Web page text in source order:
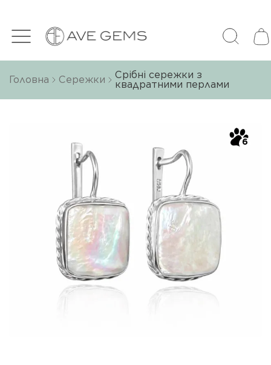
Головна Сережки
Срібні сережки з
квадратними перлами
6